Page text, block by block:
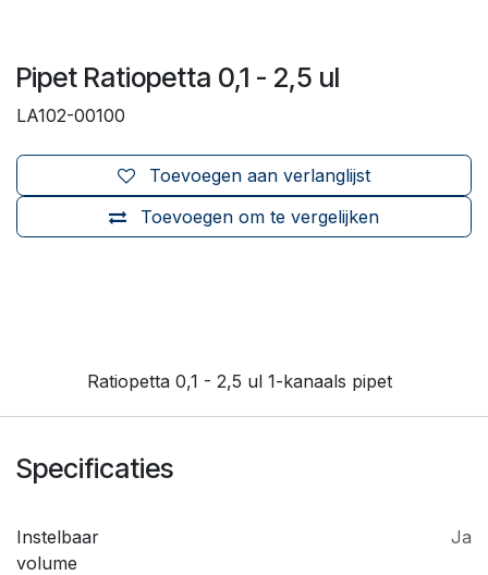
Pipet Ratiopetta 0,1 - 2,5 ul
LA102-00100
Toevoegen om te vergelijken
Toevoegen aan verlanglijst
Ratiopetta 0,1 - 2,5 ul 1-kanaals pipet
Specificaties
Instelbaar
volume
Ja